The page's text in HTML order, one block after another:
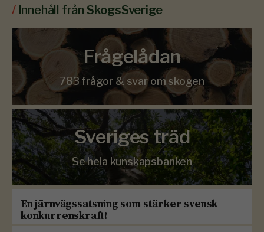
/ Innehåll från SkogsSverige
Frågelådan
783 frågor & svar om skogen
Sveriges träd
Se hela kunskapsbanken
En järnvägssatsning som stärker svensk
konkurrenskraft!